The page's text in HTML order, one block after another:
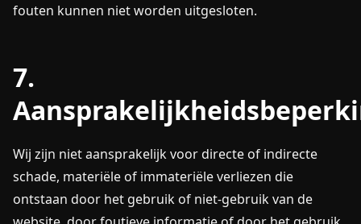
fouten kunnen niet worden uitgesloten.
7.
Wij zijn niet aansprakelijk voor directe of indirecte
schade, materiële of immateriële verliezen die
ontstaan door het gebruik of niet-gebruik van de